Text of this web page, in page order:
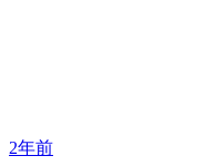
2年前